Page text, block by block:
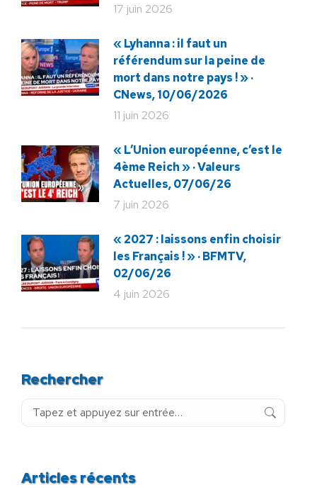
17 juin 2026
« Lyhanna : il faut un
référendum sur la peine de
mort dans notre pays ! » ·
CNews, 10/06/2026
11 juin 2026
« L’Union européenne, c’est le
4ème Reich » · Valeurs
Actuelles, 07/06/26
7 juin 2026
« 2027 : laissons enfin choisir
les Français ! » · BFMTV,
02/06/26
4 juin 2026
Rechercher
Recherche
Articles récents